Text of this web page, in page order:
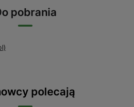
pobrania
polecają